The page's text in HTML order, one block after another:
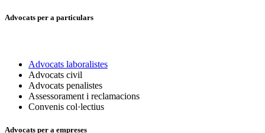
Advocats per a particulars
Advocats laboralistes
Advocats civil
Advocats penalistes
Assessorament i reclamacions
Convenis col·lectius
Advocats per a empreses